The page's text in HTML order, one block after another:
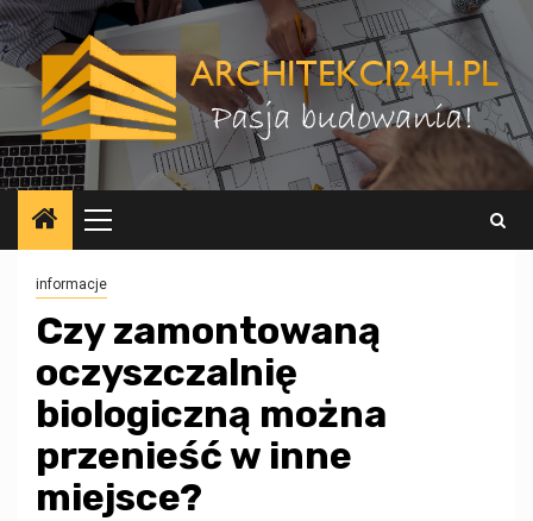
Przejdź
do
treści
Menu
główne
informacje
Czy zamontowaną
oczyszczalnię
biologiczną można
przenieść w inne
miejsce?